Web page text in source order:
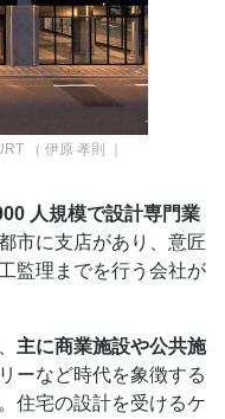
（ 伊原 孝則 ｜
人規模で設計専門業
市に支店があり、意匠
監理までを行う会社が
主に商業施設や公共施
ーなど時代を象徴する
住宅の設計を受けるケ